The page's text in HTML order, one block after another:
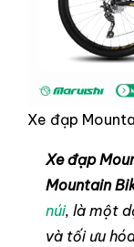
Xe đạp
Xe đạp
Mountain
núi, là một
và tối ưu